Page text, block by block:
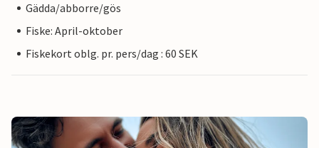
Gädda/abborre/gös
Fiske: April-oktober
Fiskekort oblg. pr. pers/dag : 60 SEK